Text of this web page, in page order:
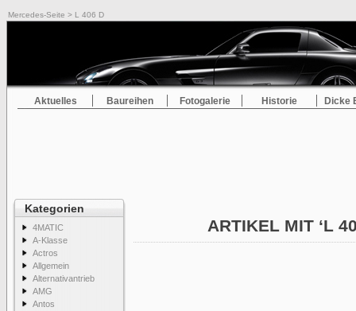
Mercedes-Seite > L 406 D
Aktuelles Baureihen Fotogalerie Historie Dicke
Kategorien
4MATIC
A-Klasse
Actros
Allgemein
Alternativantrieb
AMG
Antos
ARTIKEL MIT ‘L